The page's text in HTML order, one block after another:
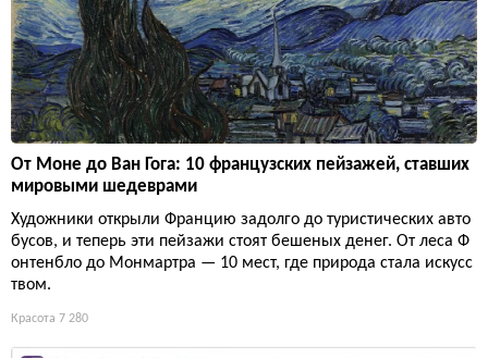
От Моне до Ван Гога: 10 французских пейзажей, ставших
мировыми шедеврами
Художники открыли Францию задолго до туристических авто
бусов, и теперь эти пейзажи стоят бешеных денег. От леса Ф
онтенбло до Монмартра — 10 мест, где природа стала искусс
твом.
Красота 7 280